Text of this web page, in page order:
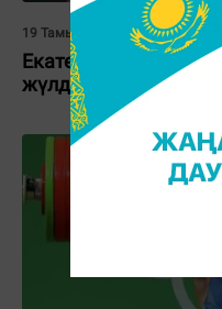
19 Тамыз 2016, 03:01
Екатерина
жүлдесін жеңіп алды